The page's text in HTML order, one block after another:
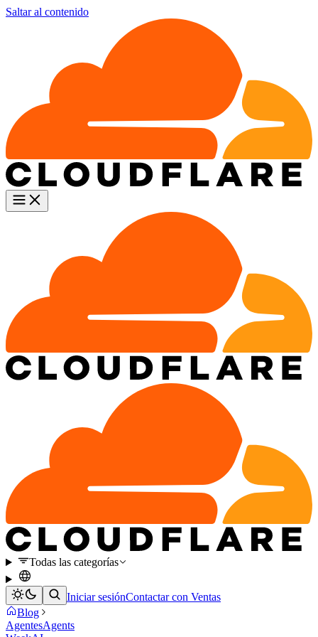
Saltar al contenido
Todas las categorías
Iniciar sesiónContactar con Ventas
Blog
AgentesAgents